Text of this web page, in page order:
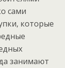
сами
которые
занимают